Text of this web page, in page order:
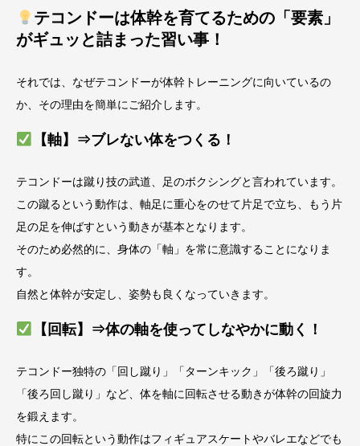
テコンドーは体幹を育てるための「要素」
がギュッと詰まった習い事！
それでは、なぜテコンドーが体幹トレーニングに向いているの
か、その理由を簡単にご紹介します。
【軸】⇒ブレない体をつくる！
テコンドーは蹴り技の武道、足のボクシングと言われています。
この蹴るという動作は、軸足に重心をのせて片足で立ち、もう片
足の足を伸ばすという動きが基本となります。
そのため必然的に、身体の「軸」を常に意識することになりま
す。
自然と体幹が安定し、姿勢も良くなっていきます。
【回転】⇒体の軸を使ってしなやかに動く！
テコンドー独特の「回し蹴り」「ターンキック」「後ろ蹴り」
「後ろ回し蹴り」など、体を軸に回転させる動きが体幹の回旋力
を鍛えます。
特にこの回転という動作はフィギュアスケートやバレエなどでも